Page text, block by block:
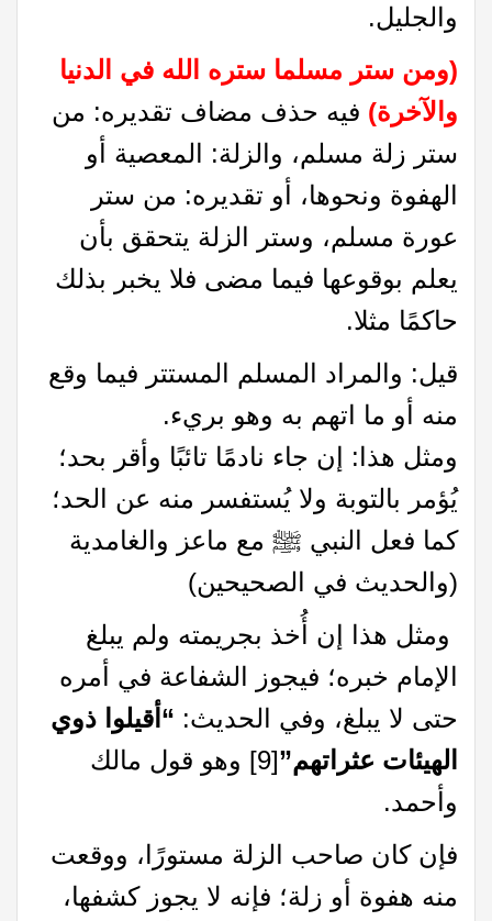
والجليل.
(ومن ستر مسلما ستره الله في الدنيا
والآخرة) فيه حذف مضاف تقديره: من
ستر زلة مسلم، والزلة: المعصية أو
الهفوة ونحوها، أو تقديره: من ستر
عورة مسلم، وستر الزلة يتحقق بأن
يعلم بوقوعها فيما مضى فلا يخبر بذلك
حاكمًا مثلا.
قيل: والمراد المسلم المستتر فيما وقع
منه أو ما اتهم به وهو بريء.
ومثل هذا: إن جاء نادمًا تائبًا وأقر بحد؛
يُؤمر بالتوبة ولا يُستفسر منه عن الحد؛
كما فعل النبي ﷺ مع ماعز والغامدية
(والحديث في الصحيحين)
ومثل هذا إن أُخذ بجريمته ولم يبلغ
الإمام خبره؛ فيجوز الشفاعة في أمره
حتى لا يبلغ، وفي الحديث: “أقيلوا ذوي
الهيئات عثراتهم”[9]
وهو قول مالك
وأحمد.
فإن كان صاحب الزلة مستورًا، ووقعت
منه هفوة أو زلة؛ فإنه لا يجوز كشفها،